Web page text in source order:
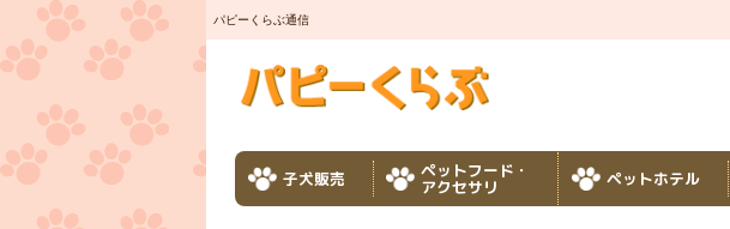
パピーくらぶ通信
子犬販売 ペットフード・
アクセサリ ペットホテル